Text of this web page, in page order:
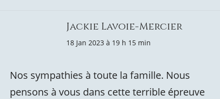
Jackie Lavoie-Mercier
18 Jan 2023 à 19 h 15 min
Nos sympathies à toute la famille. Nous
pensons à vous dans cette terrible épreuve